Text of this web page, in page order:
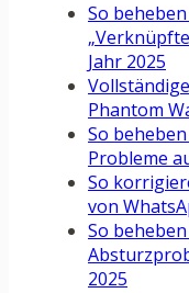
So
Jahr 2025
Phantom
So
Probleme
So
von
So
2025